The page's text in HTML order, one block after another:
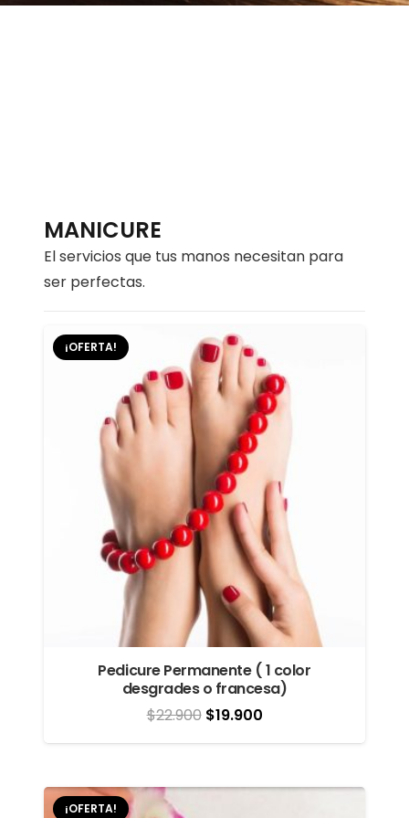
MANICURE
El servicios que tus manos necesitan para
ser perfectas.
¡OFERTA!
Pedicure Permanente ( 1 color
desgrades o francesa)
$22.900 El
precio
era:
$19.900El
precio
es:
¡OFERTA!